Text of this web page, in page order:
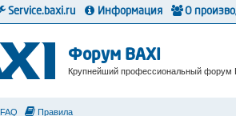
Форум BAXI
Крупнейший профессиональный форум
FAQ Правила
Service.baxi.ru Информация О